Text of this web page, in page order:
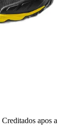
Creditados apos a